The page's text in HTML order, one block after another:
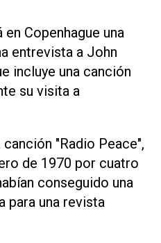
Copenhague una
entrevista a John
incluye una canción
su visita a
"Radio Peace",
de 1970 por cuatro
conseguido una
para una revista